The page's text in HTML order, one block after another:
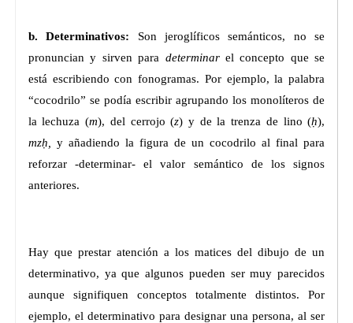
b. Determinativos: Son jeroglíficos semánticos, no se
pronuncian y sirven para determinar el concepto que se
está escribiendo con fonogramas. Por ejemplo, la palabra
“cocodrilo” se podía escribir agrupando los monolíteros de
la lechuza (m), del cerrojo (z) y de la trenza de lino (ḥ),
mzḥ,
y añadiendo la figura de un cocodrilo al final para
reforzar -determinar- el valor semántico de los signos
anteriores.
Hay que prestar atención a los matices del dibujo de un
determinativo, ya que algunos pueden ser muy parecidos
aunque signifiquen conceptos totalmente distintos. Por
ejemplo, el determinativo para designar una persona, al ser